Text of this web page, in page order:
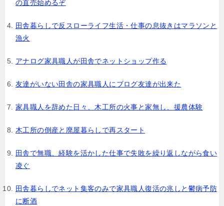
の直売始めるぞ
田舎暮らしで反スローライフ生活・仕事の息抜きはマラソンと
漁火
アナログ家具職人が田舎でネットショップ作る
友達がいない田舎の家具職人にブログ友達が出来た
家具職人を辞めた日々、木工所の火事と家無し、援農体験
木工所の倒産と廃屋暮らしで再スタート
田舎で無職、経験を活かした仕事で失敗を繰り返しながら食い
凌ぐ
田舎暮らしでネット集客のみで家具職人復活の兆しと鬱病予防
に断酒